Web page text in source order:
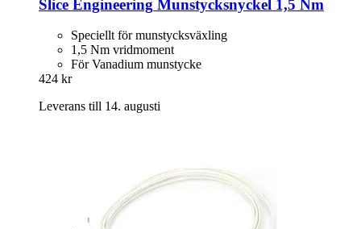
Slice Engineering Munstycksnyckel 1,5 Nm
Speciellt för munstycksväxling
1,5 Nm vridmoment
För Vanadium munstycke
424 kr
Leverans till 14. augusti